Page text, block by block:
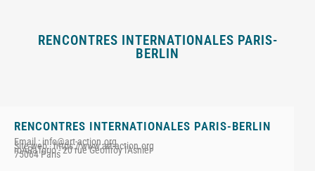
RENCONTRES INTERNATIONALES PARIS-
BERLIN
RENCONTRES INTERNATIONALES PARIS-BERLIN
Email : info@art-action.org
Site web : https://www.art-action.org
roARaTorio - 20 rue Geoffroy l'Asnier
75064 Paris